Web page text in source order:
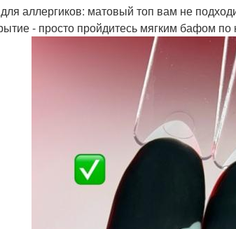
аллергиков: матовый топ вам не
- просто пройдитесь мягким бафом по